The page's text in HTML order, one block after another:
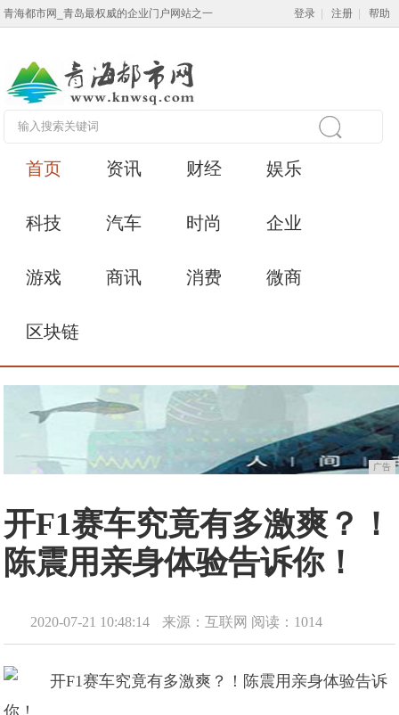
青海都市网_青岛最权威的企业门户网站之一 登录 注册 帮助
首页 资讯 财经 娱乐
科技 汽车 时尚 企业
游戏 商讯 消费 微商
区块链
广告
开F1赛车究竟有多激爽？！
陈震用亲身体验告诉你！
2020-07-21 10:48:14 来源：互联网 阅读：1014